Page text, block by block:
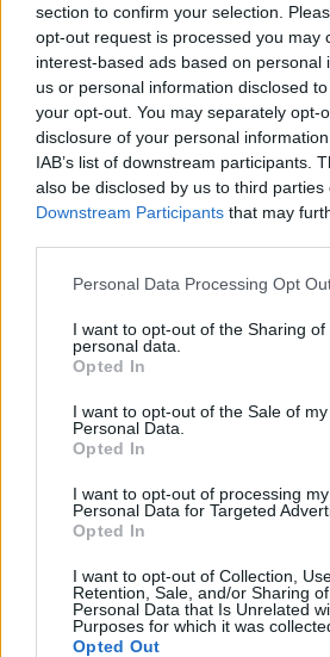
section to confirm your selection.
opt-out request is processed you may
interest-based ads based on personal
us or personal information disclosed
your opt-out. You may separately opt-
disclosure of your personal
IAB’s list of downstream participants.
also be disclosed by us to third parties
Downstream Participants that may
Personal Data Processing Opt
I want to opt-out of the Sharing of
personal data.
Opted In
I want to opt-out of the Sale of my
Personal Data.
Opted In
I want to opt-out of processing my
Personal Data for Targeted
Opted In
I want to opt-out of Collection,
Retention, Sale, and/or Sharing
Personal Data that Is Unrelated
Purposes for which it was
Opted Out
φάσεις του. Το γεγονός θα
χωρίς ειδικό εξοπλισμό, αν και
τηλεσκόπιο θα προσφέρουν
εντυπωσιακή θέα,
στην επιφάνεια της Σελήνης
Αξιοσημείωτο είναι ότι οι
είναι απόλυτα ασφαλείς για
μάτι, σε αντίθεση με τις
σκοτεινή τοποθεσία, μακριά
πόλης, και ένας καθαρός